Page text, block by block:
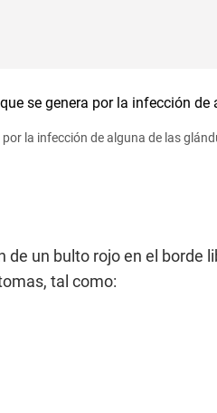
la infección de alguna de las
un bulto rojo en el borde
tal como: